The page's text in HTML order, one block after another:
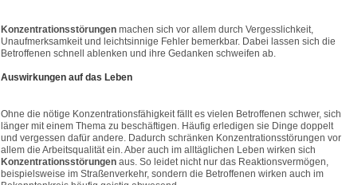
Konzentrationsstörungenmachen sich vor allem durch Vergesslichkeit,
Unaufmerksamkeit und leichtsinnige Fehler bemerkbar. Dabei lassen sich die
Betroffenen schnell ablenken und ihre Gedanken schweifen ab.
Auswirkungen auf das Leben
Ohne die nötige Konzentrationsfähigkeit fällt es vielen Betroffenen schwer, sich
länger mit einem Thema zu beschäftigen. Häufig erledigen sie Dinge doppelt
und vergessen dafür andere. Dadurch schränken Konzentrationsstörungen vor
allem die Arbeitsqualität ein. Aber auch im alltäglichen Leben wirken sich
Konzentrationsstörungenaus. So leidet nicht nur das Reaktionsvermögen,
beispielsweise im Straßenverkehr, sondern die Betroffenen wirken auch im